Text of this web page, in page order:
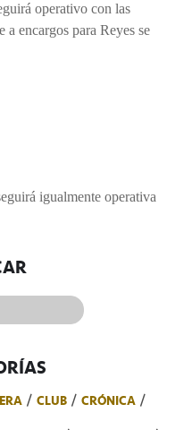
operativo con las
a encargos para Reyes se
igualmente operativa
CLUB
CRÓNICA